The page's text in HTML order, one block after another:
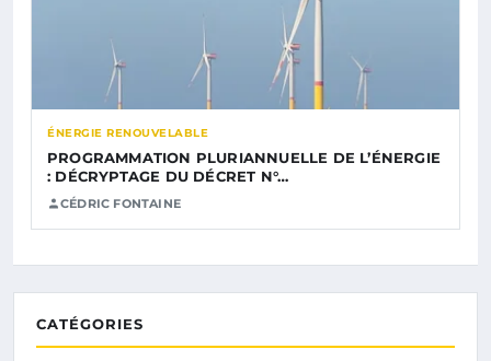
ÉNERGIE RENOUVELABLE
PROGRAMMATION PLURIANNUELLE DE L’ÉNERGIE
: DÉCRYPTAGE DU DÉCRET N°…
CÉDRIC FONTAINE
CATÉGORIES